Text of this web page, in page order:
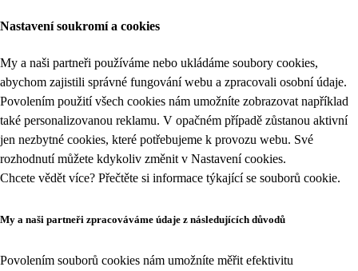
Nastavení soukromí a cookies
My a naši partneři používáme nebo ukládáme soubory cookies,
abychom zajistili správné fungování webu a zpracovali osobní údaje.
Povolením použití všech cookies nám umožníte zobrazovat například
také personalizovanou reklamu. V opačném případě zůstanou aktivní
jen nezbytné cookies, které potřebujeme k provozu webu. Své
rozhodnutí můžete kdykoliv změnit v Nastavení cookies.
Chcete vědět více? Přečtěte si informace týkající se souborů cookie.
My a naši partneři zpracováváme údaje z následujících důvodů
Povolením souborů cookies nám umožníte měřit efektivitu